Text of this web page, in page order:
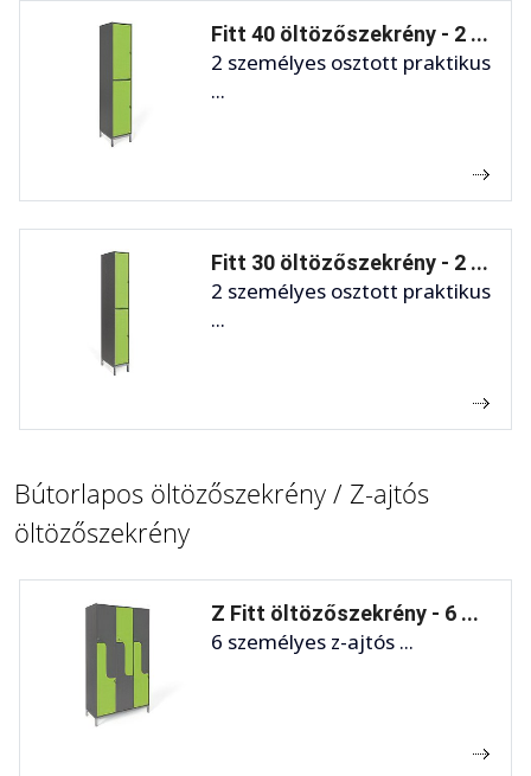
Fitt 40 öltözőszekrény - 2 ...
2 személyes osztott praktikus
...
Fitt 30 öltözőszekrény - 2 ...
2 személyes osztott praktikus
...
Bútorlapos öltözőszekrény / Z-ajtós
öltözőszekrény
Z Fitt öltözőszekrény - 6 ...
6 személyes z-ajtós ...